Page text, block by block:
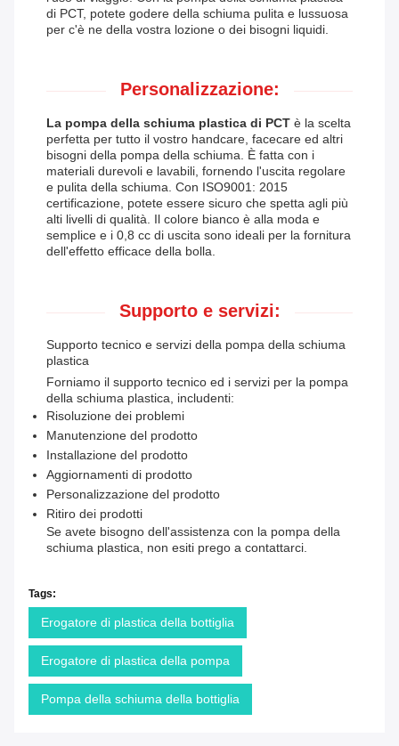
di PCT, potete godere della schiuma pulita e lussuosa
per c'è ne della vostra lozione o dei bisogni liquidi.
Personalizzazione:
La pompa della schiuma plastica di PCT è la scelta
perfetta per tutto il vostro handcare, facecare ed altri
bisogni della pompa della schiuma. È fatta con i
materiali durevoli e lavabili, fornendo l'uscita regolare
e pulita della schiuma. Con ISO9001: 2015
certificazione, potete essere sicuro che spetta agli più
alti livelli di qualità. Il colore bianco è alla moda e
semplice e i 0,8 cc di uscita sono ideali per la fornitura
dell'effetto efficace della bolla.
Supporto e servizi:
Supporto tecnico e servizi della pompa della schiuma
plastica
Forniamo il supporto tecnico ed i servizi per la pompa
della schiuma plastica, includenti:
Risoluzione dei problemi
Manutenzione del prodotto
Installazione del prodotto
Aggiornamenti di prodotto
Personalizzazione del prodotto
Ritiro dei prodotti
Se avete bisogno dell'assistenza con la pompa della
schiuma plastica, non esiti prego a contattarci.
Tags:
Erogatore di plastica della bottiglia
Erogatore di plastica della pompa
Pompa della schiuma della bottiglia